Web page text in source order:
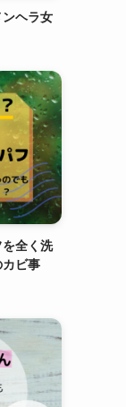
ンヘラ女
を全く洗
ビ事